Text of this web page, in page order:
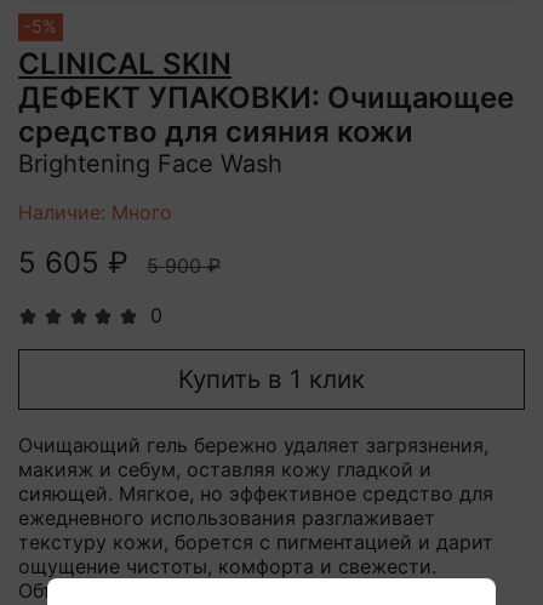
-5%
0
CLINICAL SKIN
ДЕФЕКТ УПАКОВКИ: Очищающее
средство для сияния кожи
Brightening Face Wash
Наличие: Много
5 605 ₽ 5 900 ₽
Купить в 1 клик
Очищающий гель бережно удаляет загрязнения,
макияж и себум, оставляя кожу гладкой и
сияющей. Мягкое, но эффективное средство для
ежедневного использования разглаживает
текстуру кожи, борется с пигментацией и дарит
ощущение чистоты, комфорта и свежести.
Объем: 150 мл